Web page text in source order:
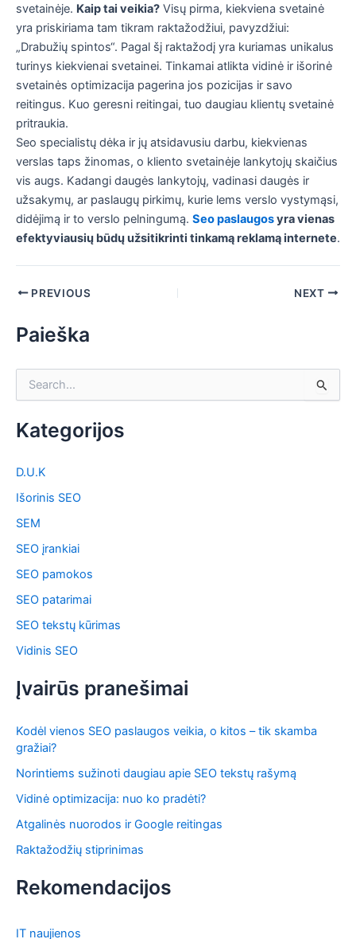
svetainėje. Kaip tai veikia? Visų pirma, kiekviena svetainė
yra priskiriama tam tikram raktažodžiui, pavyzdžiui:
„Drabužių spintos“. Pagal šį raktažodį yra kuriamas unikalus
turinys kiekvienai svetainei. Tinkamai atlikta vidinė ir išorinė
svetainės optimizacija pagerina jos pozicijas ir savo
reitingus. Kuo geresni reitingai, tuo daugiau klientų svetainė
pritraukia.
Seo specialistų dėka ir jų atsidavusiu darbu, kiekvienas
verslas taps žinomas, o kliento svetainėje lankytojų skaičius
vis augs. Kadangi daugės lankytojų, vadinasi daugės ir
užsakymų, ar paslaugų pirkimų, kurie lems verslo vystymąsi,
didėjimą ir to verslo pelningumą. Seo paslaugosyra vienas
efektyviausių būdų užsitikrinti tinkamą reklamą internete.
PREVIOUS NEXT
Paieška
e
f
o
:
Kategorijos
D.U.K
Išorinis SEO
SEM
SEO įrankiai
SEO pamokos
SEO patarimai
SEO tekstų kūrimas
Vidinis SEO
Įvairūs pranešimai
Kodėl vienos SEO paslaugos veikia, o kitos – tik skamba
gražiai?
Norintiems sužinoti daugiau apie SEO tekstų rašymą
Vidinė optimizacija: nuo ko pradėti?
Atgalinės nuorodos ir Google reitingas
Raktažodžių stiprinimas
Rekomendacijos
IT naujienos